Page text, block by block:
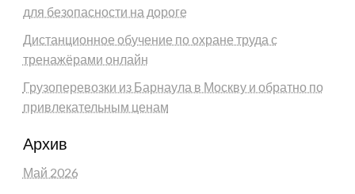
для безопасности на дороге
Дистанционное обучение по охране труда с
тренажёрами онлайн
Грузоперевозки из Барнаула в Москву и обратно по
привлекательным ценам
Архив
Май 2026